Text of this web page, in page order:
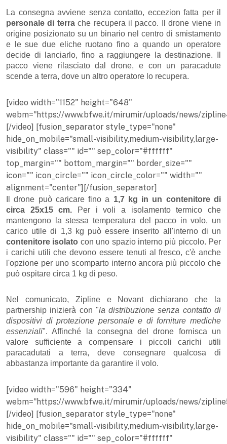
La consegna avviene senza contatto, eccezion fatta per il
personale di terrache recupera il pacco. Il drone viene in
origine posizionato su un binario nel centro di smistamento
e le sue due eliche ruotano fino a quando un operatore
decide di lanciarlo, fino a raggiungere la destinazione. Il
pacco viene rilasciato dal drone, e con un paracadute
scende a terra, dove un altro operatore lo recupera.
[video width="1152" height="648"
webm="https://www.bfwe.it/mirumir/uploads/news/
[/video] [fusion_separator style_type="none"
hide_on_mobile="small-visibility,medium-visibility,large-
visibility" class="" id="" sep_color="#ffffff"
top_margin="" bottom_margin="" border_size=""
icon="" icon_circle="" icon_circle_color="" width=""
alignment="center"][/fusion_separator]
Il drone può caricare fino a 1,7 kg in un contenitore di
circa 25x15 cm. Per i voli a isolamento termico che
mantengono la stessa temperatura del pacco in volo, un
carico utile di 1,3 kg può essere inserito all'interno di un
contenitore isolato con uno spazio interno più piccolo. Per
i carichi utili che devono essere tenuti al fresco, c'è anche
l'opzione per uno scomparto interno ancora più piccolo che
può ospitare circa 1 kg di peso.
Nel comunicato, Zipline e Novant dichiarano che la
partnership inizierà con "la distribuzione senza contatto di
dispositivi di protezione personale e di forniture mediche
essenziali". Affinché la consegna del drone fornisca un
valore sufficiente a compensare i piccoli carichi utili
paracadutati a terra, deve consegnare qualcosa di
abbastanza importante da garantire il volo.
[video width="596" height="334"
webm="https://www.bfwe.it/mirumir/uploads/news/
[/video] [fusion_separator style_type="none"
hide_on_mobile="small-visibility,medium-visibility,large-
visibility" class="" id="" sep_color="#ffffff"